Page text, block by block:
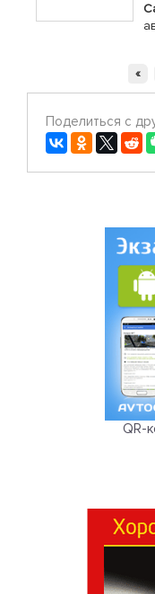
«
Поделиться с
QR-